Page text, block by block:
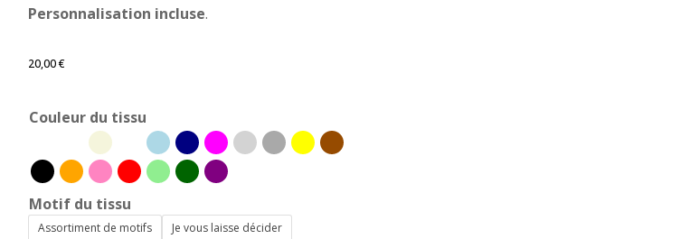
Personnalisation incluse.
20,00€
Couleur du tissu
Motif du tissu
Assortiment de motifs
Je vous laisse décider